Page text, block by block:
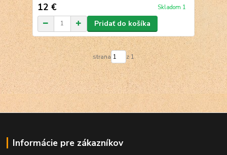
12 € Skladom 1
Pridať do košíka
strana z 1
Informácie pre zákazníkov